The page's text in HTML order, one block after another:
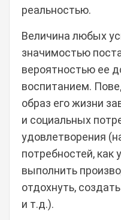
реальностью.
Величина любых
значимостью
вероятностью ее
воспитанием.
образ его жизни
и социальных
удовлетворения
потребностей, как
выполнить
отдохнуть,
и т.д.).